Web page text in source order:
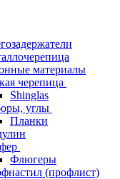
материалы
черепица
Shinglas
углы
Планки
Флюгеры
(профлист)